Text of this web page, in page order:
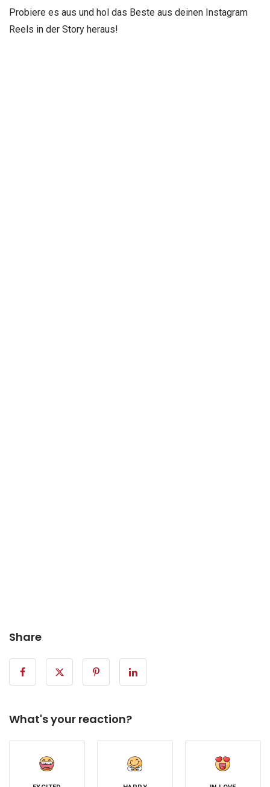
Probiere es aus und hol das Beste aus deinen Instagram
Reels in der Story heraus!
Share
What's your reaction?